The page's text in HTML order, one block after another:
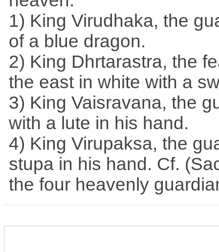
1) King Virudhaka, the
of a blue dragon.
2) King Dhrtarastra, the
the east in white with a
3) King Vaisravana, the
with a lute in his hand.
4) King Virupaksa, the
stupa in his hand. Cf.
the four heavenly